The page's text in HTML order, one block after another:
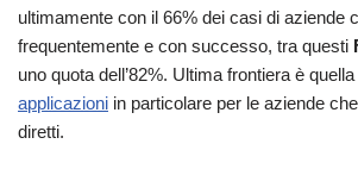
ultimamente con il 66% dei casi di aziende
frequentemente e con successo, tra questi
uno quota dell’82%. Ultima frontiera è
applicazioni in particolare per le aziende
diretti.